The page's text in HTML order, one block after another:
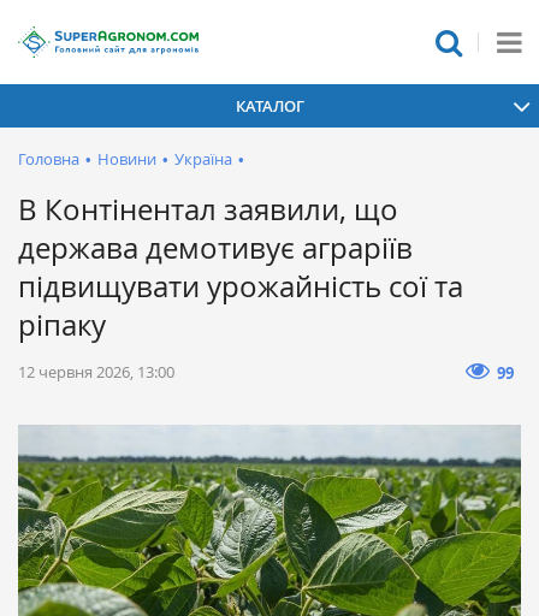
КАТАЛОГ
Головна • Новини • Україна •
В Контінентал заявили, що
держава демотивує аграріїв
підвищувати урожайність сої та
ріпаку
12 червня 2026, 13:00 99